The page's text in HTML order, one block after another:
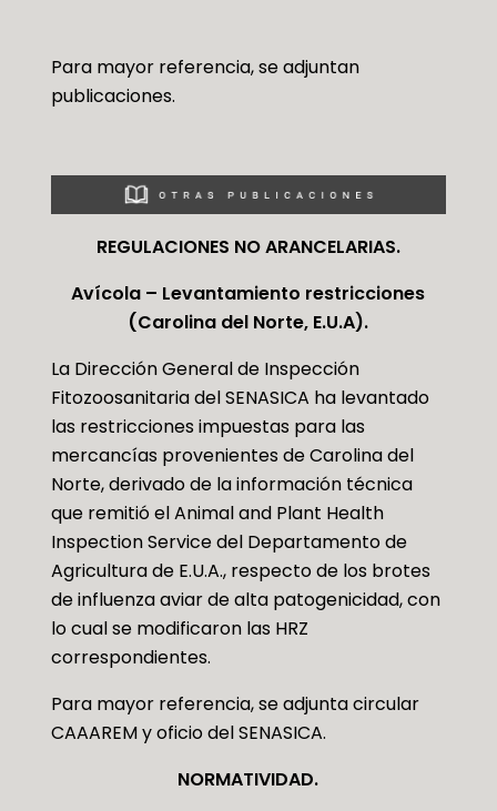
Para mayor referencia, se adjuntan
publicaciones.
REGULACIONES NO ARANCELARIAS.
Avícola – Levantamiento restricciones
(Carolina del Norte, E.U.A).
La Dirección General de Inspección
Fitozoosanitaria del SENASICA ha levantado
las restricciones impuestas para las
mercancías provenientes de Carolina del
Norte, derivado de la información técnica
que remitió el Animal and Plant Health
Inspection Service del Departamento de
Agricultura de E.U.A., respecto de los brotes
de influenza aviar de alta patogenicidad, con
lo cual se modificaron las HRZ
correspondientes.
Para mayor referencia, se adjunta circular
CAAAREM y oficio del SENASICA.
NORMATIVIDAD.